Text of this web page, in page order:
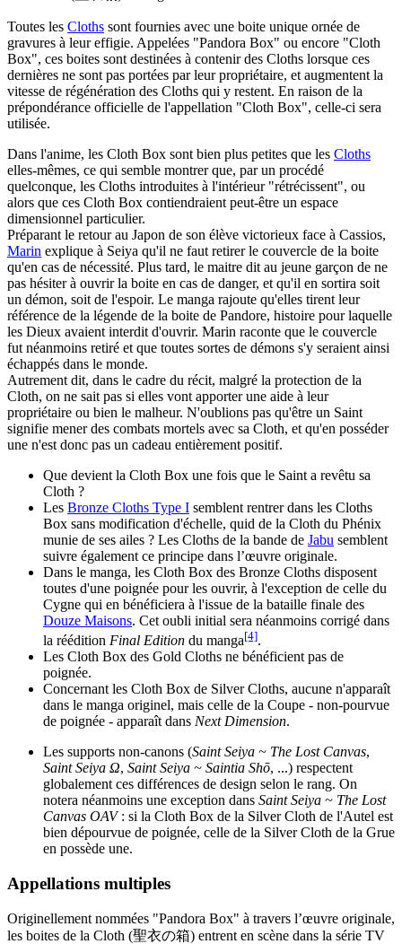
Toutes les Cloths sont fournies avec une boite unique ornée de
gravures à leur effigie. Appelées "Pandora Box" ou encore "Cloth
Box", ces boites sont destinées à contenir des Cloths lorsque ces
dernières ne sont pas portées par leur propriétaire, et augmentent la
vitesse de régénération des Cloths qui y restent. En raison de la
prépondérance officielle de l'appellation "Cloth Box", celle-ci sera
utilisée.
Dans l'anime, les Cloth Box sont bien plus petites que les Cloths
elles-mêmes, ce qui semble montrer que, par un procédé
quelconque, les Cloths introduites à l'intérieur "rétrécissent", ou
alors que ces Cloth Box contiendraient peut-être un espace
dimensionnel particulier.
Préparant le retour au Japon de son élève victorieux face à Cassios,
Marin explique à Seiya qu'il ne faut retirer le couvercle de la boite
qu'en cas de nécessité. Plus tard, le maitre dit au jeune garçon de ne
pas hésiter à ouvrir la boite en cas de danger, et qu'il en sortira soit
un démon, soit de l'espoir. Le manga rajoute qu'elles tirent leur
référence de la légende de la boite de Pandore, histoire pour laquelle
les Dieux avaient interdit d'ouvrir. Marin raconte que le couvercle
fut néanmoins retiré et que toutes sortes de démons s'y seraient ainsi
échappés dans le monde.
Autrement dit, dans le cadre du récit, malgré la protection de la
Cloth, on ne sait pas si elles vont apporter une aide à leur
propriétaire ou bien le malheur. N'oublions pas qu'être un Saint
signifie mener des combats mortels avec sa Cloth, et qu'en posséder
une n'est donc pas un cadeau entièrement positif.
Que devient la Cloth Box une fois que le Saint a revêtu sa
Cloth ?
Les Bronze Cloths Type I semblent rentrer dans les Cloths
Box sans modification d'échelle, quid de la Cloth du Phénix
munie de ses ailes ? Les Cloths de la bande de Jabu semblent
suivre également ce principe dans l’œuvre originale.
Dans le manga, les Cloth Box des Bronze Cloths disposent
toutes d'une poignée pour les ouvrir, à l'exception de celle du
Cygne qui en bénéficiera à l'issue de la bataille finale des
Douze Maisons. Cet oubli initial sera néanmoins corrigé dans
la réédition Final Edition du manga[4].
Les Cloth Box des Gold Cloths ne bénéficient pas de
poignée.
Concernant les Cloth Box de Silver Cloths, aucune n'apparaît
dans le manga originel, mais celle de la Coupe - non-pourvue
de poignée - apparaît dans Next Dimension.
Les supports non-canons (Saint Seiya ~ The Lost Canvas,
Saint Seiya Ω, Saint Seiya ~ Saintia Shō, ...) respectent
globalement ces différences de design selon le rang. On
notera néanmoins une exception dans Saint Seiya ~ The Lost
Canvas OAV: si la Cloth Box de la Silver Cloth de l'Autel est
bien dépourvue de poignée, celle de la Silver Cloth de la Grue
en possède une.
Appellations multiples
Originellement nommées "Pandora Box" à travers l’œuvre originale,
les boites de la Cloth (聖衣の箱) entrent en scène dans la série TV